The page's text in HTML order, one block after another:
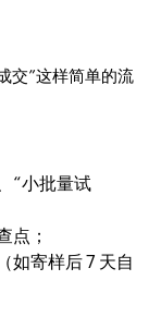
交”这样简单的流
“小批量试
点；
如寄样后 7 天自